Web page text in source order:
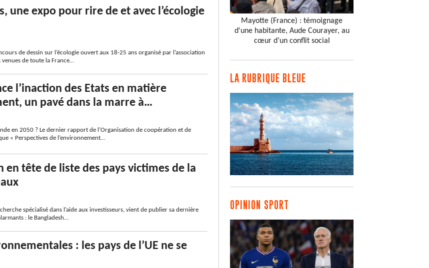
une expo pour rire de et avec l’écologie
de dessin sur l’écologie ouvert aux 18-25 ans organisé par l’association
de toute la France…
l’inaction des Etats en matière
un pavé dans la marre à…
en 2050 ? Le dernier rapport de l’Organisation de coopération et de
« Perspectives de l’environnement…
en tête de liste des pays victimes de la
spécialisé dans l’aide aux investisseurs, vient de publier sa dernière
: le Bangladesh…
: les pays de l’UE ne se
Mayotte (France) : témoignage
d'une habitante, Aude Courayer, au
cœur d’un conflit social
LA RUBRIQUE BLEUE
OPINION SPORT